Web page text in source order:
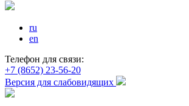
ru
en
Телефон для связи:
+7 (8652) 23-56-20
Версия для слабовидящих